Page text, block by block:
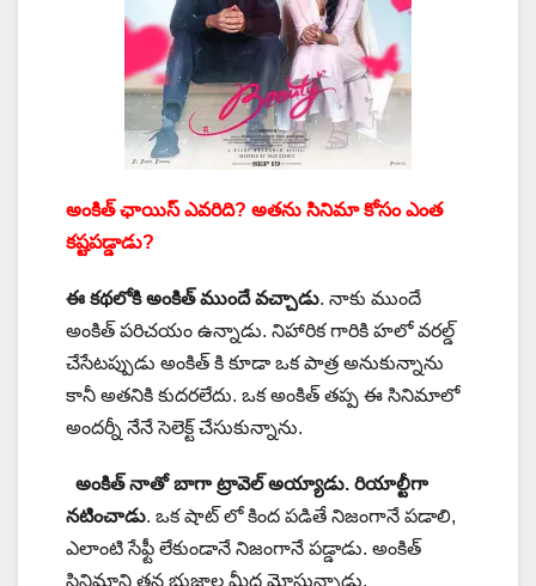
అంకిత్ ఛాయిస్ ఎవరిది? అతను సినిమా కోసం ఎంత
కష్టపడ్డాడు?
ఈ కథలోకి అంకిత్ ముందే వచ్చాడు. నాకు ముందే
అంకిత్ పరిచయం ఉన్నాడు. నిహారిక గారికి హలో వరల్డ్
చేసేటప్పుడు అంకిత్ కి కూడా ఒక పాత్ర అనుకున్నాను
కానీ అతనికి కుదరలేదు. ఒక అంకిత్ తప్ప ఈ సినిమాలో
అందర్నీ నేనే సెలెక్ట్ చేసుకున్నాను.
అంకిత్ నాతో బాగా ట్రావెల్ అయ్యాడు. రియాల్టీగా
నటించాడు. ఒక షాట్ లో కింద పడితే నిజంగానే పడాలి,
ఎలాంటి సేఫ్టీ లేకుండానే నిజంగానే పడ్డాడు. అంకిత్
సినిమాని తన భుజాల మీద మోస్తున్నాడు.